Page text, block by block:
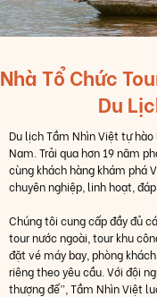
Nhà Tổ Chức
Du
Du lịch Tầm Nhìn Việt tự
Nam. Trải qua hơn 19 năm
cùng khách hàng khám phá
chuyên nghiệp, linh hoạt,
Chúng tôi cung cấp đầy đủ
tour nước ngoài, tour khu
đặt vé máy bay, phòng
riêng theo yêu cầu. Với đội
thượng đế”, Tầm Nhìn Việt